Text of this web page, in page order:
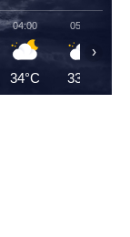
04:00
34°C
05:00
33°C
›